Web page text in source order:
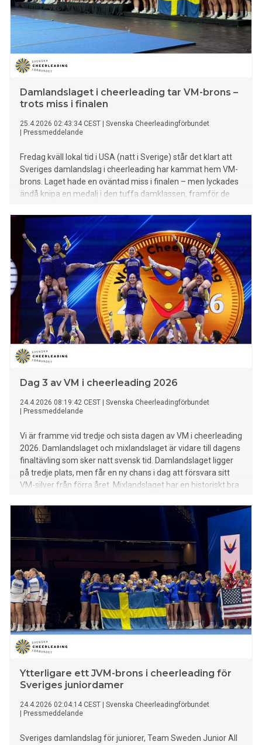
Damlandslaget i cheerleading tar VM-brons –
trots miss i finalen
25.4.2026 02:43:34 CEST
Svenska Cheerleadingförbundet
Pressmeddelande
Fredag kväll lokal tid i USA (natt i Sverige) står det klart att
Sveriges damlandslag i cheerleading har kammat hem VM-
brons. Laget hade en oväntad miss i finalen – men lyckades
ändå knipa en medalj i den tuffa damklassen, framför de
Dag 3 av VM i cheerleading 2026
24.4.2026 08:19:42 CEST
Svenska Cheerleadingförbundet
Pressmeddelande
Vi är framme vid tredje och sista dagen av VM i cheerleading
2026. Damlandslaget och mixlandslaget är vidare till dagens
finaltävling som sker natt svensk tid. Damlandslaget ligger
på tredje plats, men får en ny chans i dag att försvara sitt
VM-silver från förra året. Mixlandslaget har en historiskt bra
finalen.
Ytterligare ett JVM-brons i cheerleading för
Sveriges juniordamer
24.4.2026 02:04:14 CEST
Svenska Cheerleadingförbundet
Pressmeddelande
Sveriges damlandslag för juniorer, Team Sweden Junior All